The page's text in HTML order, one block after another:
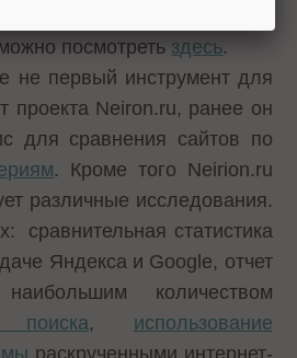
посмотреть здесь.
не первый инструмент для
проекта Neiron.ru, ранее он
для сравнения сайтов по
. Кроме того Neirion.ru
различные исследования.
сравнительная статистика
Яндекса и Google, отчет
количеством
, использование